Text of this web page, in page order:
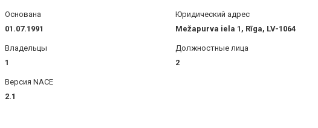
Основана
01.07.1991
Юридический адрес
Mežapurva iela 1, Rīga, LV-1064
Владельцы
1
Должностные лица
2
Версия NACE
2.1